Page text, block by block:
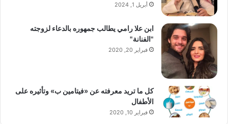
أبريل 1, 2024
ابن علا رامي يطالب جمهوره بالدعاء لزوجته
"الفنانة"
فبراير 20, 2020
كل ما تريد معرفته عن «فيتامين ب» وتأثيره على
الأطفال
فبراير 10, 2020